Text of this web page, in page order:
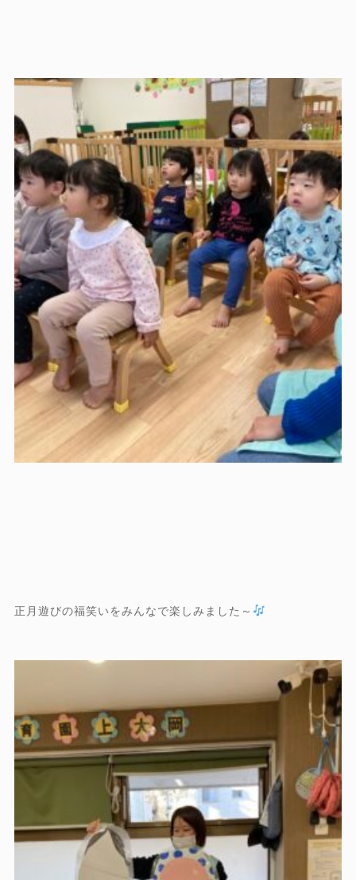
正月遊びの福笑いをみんなで楽しみました～